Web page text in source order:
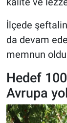
İlçede
da devam
memnun
Hedef
Avrupa